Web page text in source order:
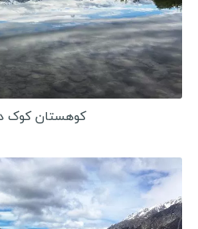
کوهستان کوک